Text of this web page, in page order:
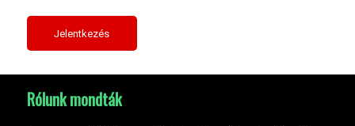
Jelentkezés
Rólunk mondták